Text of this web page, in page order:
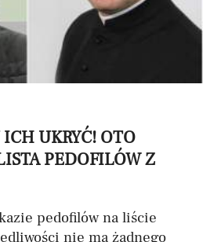
UKRYĆ! OTO
PEDOFILÓW Z
pedofilów na liście
nie ma żadnego